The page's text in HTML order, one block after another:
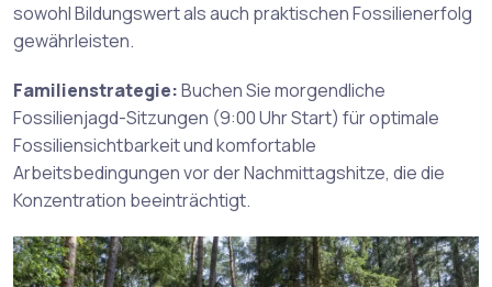
sowohl Bildungswert als auch praktischen Fossilienerfolg
gewährleisten.
Familienstrategie:Buchen Sie morgendliche
Fossilienjagd-Sitzungen (9:00 Uhr Start) für optimale
Fossiliensichtbarkeit und komfortable
Arbeitsbedingungen vor der Nachmittagshitze, die die
Konzentration beeinträchtigt.